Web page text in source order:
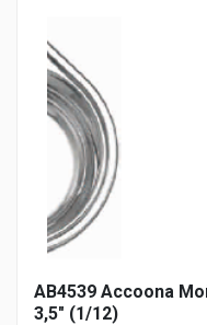
AB4539 Accoona
3,5" (1/12)